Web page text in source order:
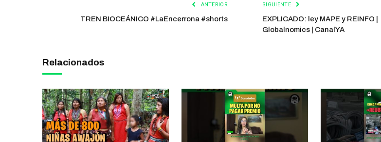
ANTERIOR
TREN BIOCEÁNICO #LaEncerrona #shorts
SIGUIENTE
EXPLICADO: ley MAPE y REINFO |
Globalnomics | CanalYA
Relacionados